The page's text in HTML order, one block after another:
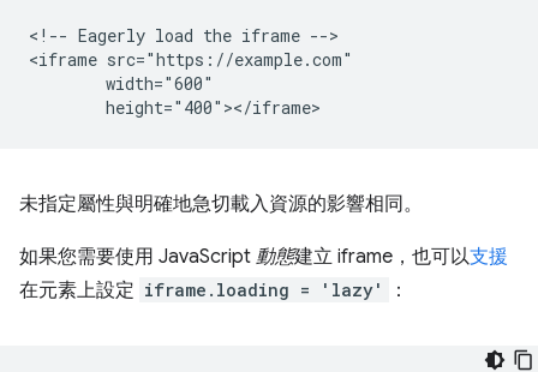
<!-- Eagerly load the iframe -->
<iframe src="https://example.com"
        width="600"
未指定屬性與明確地急切載入資源的影響相同。
如果您需要使用 JavaScript 動態建立 iframe，也可以支援
在元素上設定 iframe.loading = 'lazy' ：